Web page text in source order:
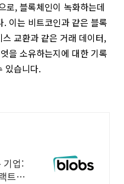
로, 블록체인이 녹화하는데
이는 비트코인과 같은 블록
교환과 같은 거래 데이터,
을 소유하는지에 대한 기록
있습니다.
기업:
트